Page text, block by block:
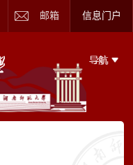
邮箱 信息门户